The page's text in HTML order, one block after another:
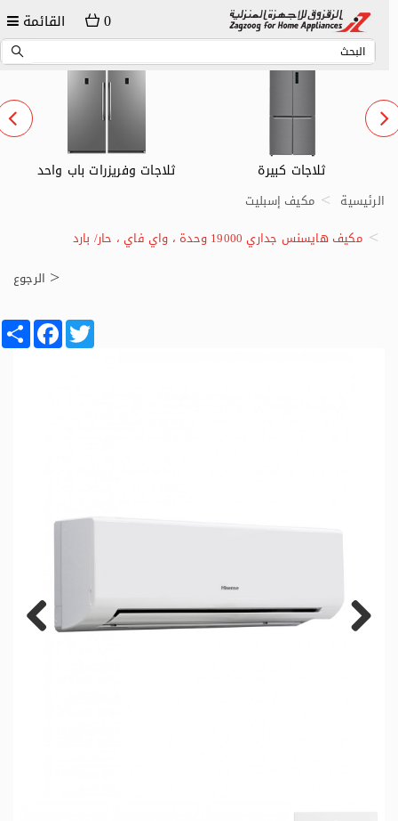
القائمة 0
ثلاجات وفريزرات باب واحد ثلاجات صغيرة
الرئيسية
مكيف إسبليت
مكيف هايسنس جداري 19000 وحدة ، واي فاي ، حار/ بارد
الرجوع
Share
FacebookTwitter